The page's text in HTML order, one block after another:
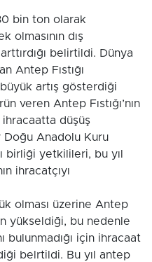
bin ton olarak
olmasının dış
belirtildi. Dünya
Antep Fıstığı
artış gösterdiği
veren Antep Fıstığı’nın
düşüş
Doğu Anadolu Kuru
birliği yetkilileri, bu yıl
ihracatçıyı
olması üzerine Antep
yükseldiği, bu nedenle
bulunmadığı için ihracaat
belrtildi. Bu yıl antep